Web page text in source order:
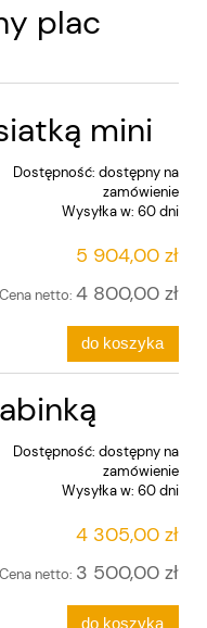
mini
Dostępność: dostępny na
zamówienie
Wysyłka w: 60 dni
5 904,00 zł
Cena netto: 4 800,00 zł
do koszyka
Dostępność: dostępny na
zamówienie
Wysyłka w: 60 dni
4 305,00 zł
Cena netto: 3 500,00 zł
do koszyka